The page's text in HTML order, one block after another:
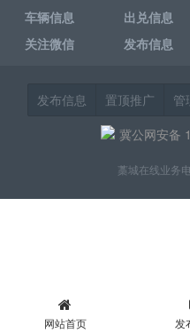
车辆信息
出兑信息
关注微信
发布信息
发布信息 置顶推广 管
冀公网安备
藁城在线业务
网站首页 发